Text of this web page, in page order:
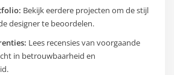
Bekijk eerdere projecten om de stijl
designer te beoordelen.
Lees recensies van voorgaande
in betrouwbaarheid en